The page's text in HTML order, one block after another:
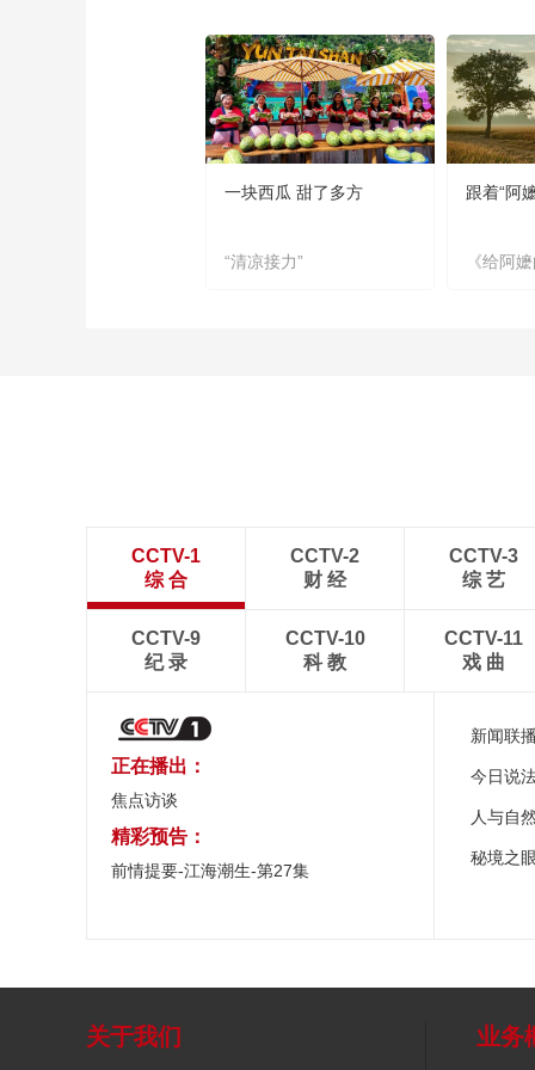
一块西瓜 甜了多方
“清凉接力”
跟着“阿
《给阿
CCTV-1
综 合
CCTV-2
财 经
CCTV-3
综 艺
CCTV-9
纪 录
CCTV-10
科 教
CCTV-11
戏 曲
正在播出：
焦点访谈
精彩预告：
前情提要-江海潮生-第27集
新闻联
今日说
人与自
秘境之
关于我们 业务